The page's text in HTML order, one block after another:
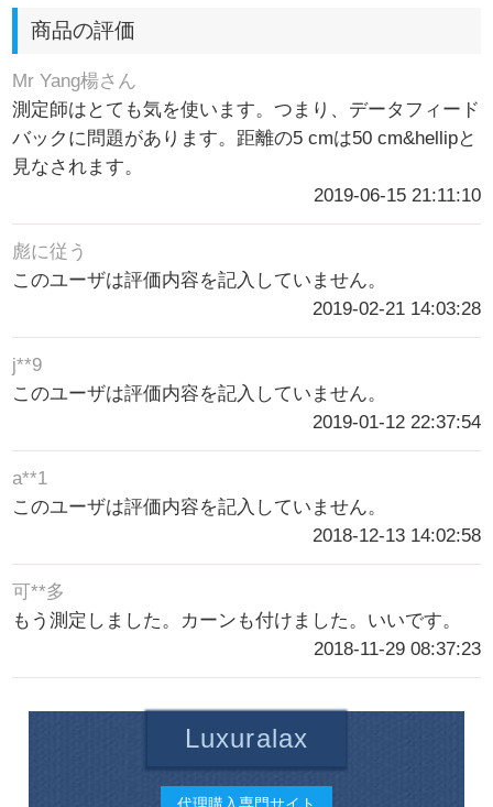
商品の評価
Mr Yang楊さん
測定師はとても気を使います。つまり、データフィード
バックに問題があります。距離の5 cmは50 cm&hellipと
見なされます。
2019-06-15 21:11:10
彪に従う
このユーザは評価内容を記入していません。
2019-02-21 14:03:28
j**9
このユーザは評価内容を記入していません。
2019-01-12 22:37:54
a**1
このユーザは評価内容を記入していません。
2018-12-13 14:02:58
可**多
もう測定しました。カーンも付けました。いいです。
2018-11-29 08:37:23
Luxuralax
代理購入専門サイト